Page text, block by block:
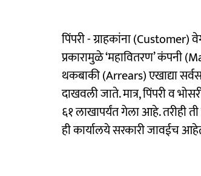
पिंपरी - ग्राहकांना
प्रकारामुळे ‘महावितरण’ कंपनी
थकबाकी (Arrears) एखाद्या
दाखवली जाते. मात्र, पिंपरी व
६१ लाखापर्यंत गेला आहे. तरीही
ही कार्यालये सरकारी जावईच